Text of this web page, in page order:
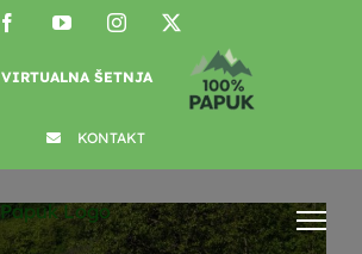
FacebookYouTubeInstagram
VIRTUALNA ŠETNJA
KONTAKT